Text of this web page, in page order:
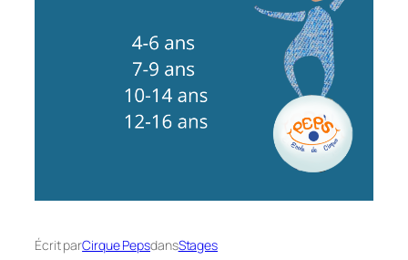
Écrit parCirque PepsdansStages